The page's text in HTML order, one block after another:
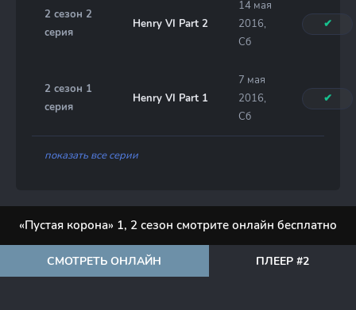
2 сезон 2
серия
Henry VI Part 2
14 мая
2016,
Сб
✔
2 сезон 1
серия
Henry VI Part 1
7 мая
2016,
Сб
✔
показать все серии
«Пустая корона» 1, 2 сезон смотрите онлайн бесплатно
СМОТРЕТЬ ОНЛАЙН ПЛЕЕР #2